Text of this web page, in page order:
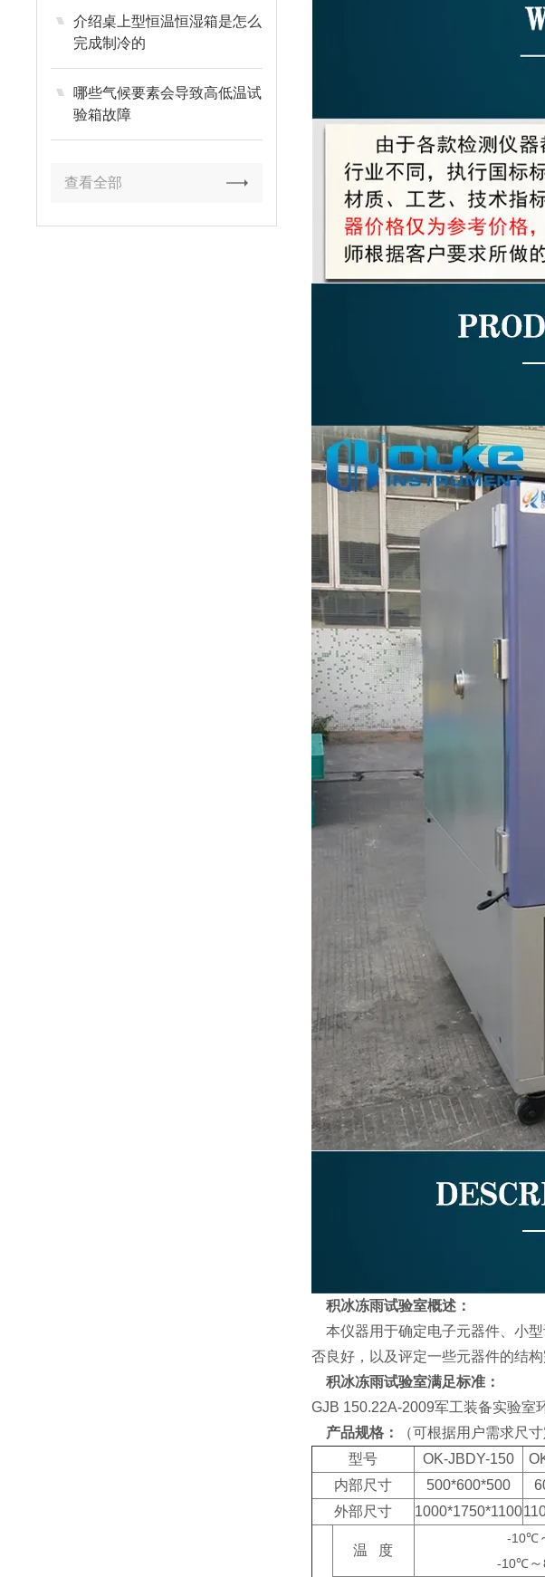
介绍桌上型恒温恒湿箱是怎么
完成制冷的
哪些气候要素会导致高低温试
验箱故障
查看全部
积冰冻雨试验室概述：
本仪器用于确定电子元器件、小
否良好，以及评定一些元器件的结
积冰冻雨试验室满足标准：
GJB 150.22A-2009军工装备实验室
产品规格：
（可根据用户需求尺寸
型号
OK-JBDY-150
内部尺寸
500*600*500
外部尺寸
1000*1750*1100
温 度
-10℃
-10℃～